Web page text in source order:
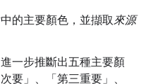
的主要顏色，並擷取來源
一步推斷出五種主要顏
要」 、「第三重要」 、